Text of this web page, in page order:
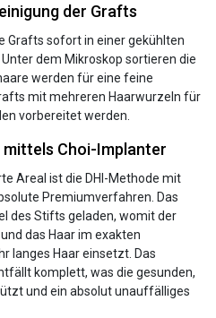
der Grafts
Grafts sofort in einer gekühlten
dem Mikroskop sortieren die
werden für eine feine
mit mehreren Haarwurzeln für
vorbereitet werden.
mittels Choi-Implanter
Areal ist die DHI-Methode mit
Premiumverfahren. Das
des Stifts geladen, womit der
das Haar im exakten
langes Haar einsetzt. Das
komplett, was die gesunden,
und ein absolut unauffälliges